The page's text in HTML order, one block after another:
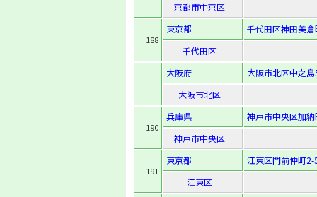
京都市中京区
188
東京都
千代田区神田美
千代田区
大阪府
大阪市北区中之
大阪市北区
190
兵庫県
神戸市中央区加
神戸市中央区
191
東京都
江東区門前仲町2-
江東区